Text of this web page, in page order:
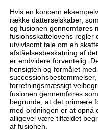
Hvis en koncern
række datterselskaber,
og fusionen gennemføres
fusionsskattelovens regler
utvivlsomt tale om en
afståelsesbeskatning af
er endvidere forventelig.
hensigten og formålet
forretningsmæssigt
fusionen gennemføres
begrunde, at det primære
med ordningen er at opnå
alligevel være tilfældet
af fusionen.